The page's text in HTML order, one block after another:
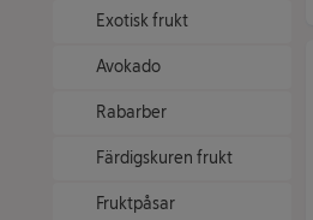
Exotisk frukt
Avokado
Rabarber
Färdigskuren frukt
Fruktpåsar